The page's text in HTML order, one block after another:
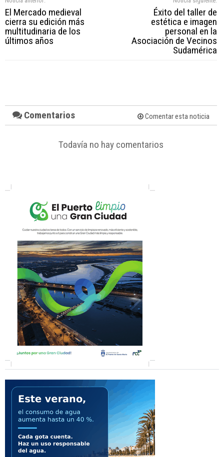
El Mercado medieval
cierra su edición más
multitudinaria de los
últimos años
Éxito del taller de
estética e imagen
personal en la
Asociación de Vecinos
Sudamérica
Comentarios Comentar esta noticia
Todavía no hay comentarios